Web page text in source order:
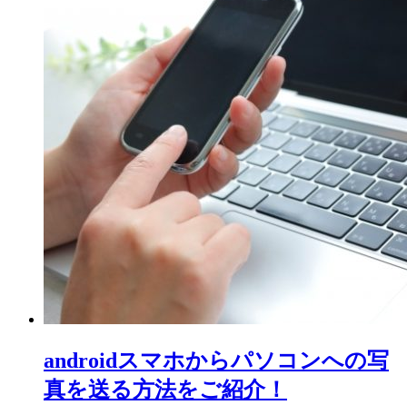
androidスマホからパソコンへの写
真を送る方法をご紹介！